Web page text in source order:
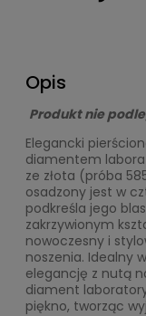
Opis
Produkt nie
Elegancki
diamentem
ze złota (próba
osadzony jest w
podkreśla jego
zakrzywionym
nowoczesny i
noszenia. Idealny
elegancję z nutą
diament
piękno, tworząc